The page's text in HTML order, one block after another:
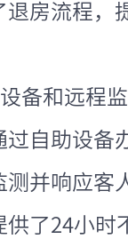
退房流程，
备和远程
过自助设备
并响应客
供了24小时